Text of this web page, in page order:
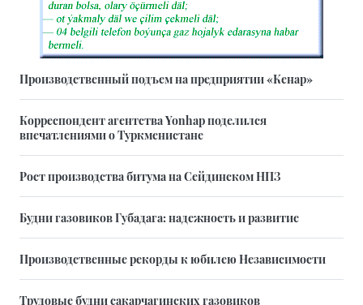
Производственный подъем на предприятии «Кенар»
Корреспондент агентства Yonhap поделился
впечатлениями о Туркменистане
Рост производства битума на Сейдинском НПЗ
Будни газовиков Губадага: надежность и развитие
Производственные рекорды к юбилею Независимости
Трудовые будни сакарчагинских газовиков